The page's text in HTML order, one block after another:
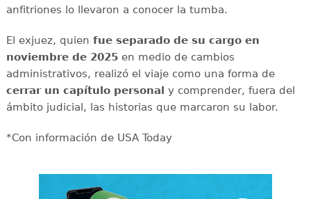
anfitriones lo llevaron a conocer la tumba.
El exjuez, quien fue separado de su cargo en
noviembre de 2025en medio de cambios
administrativos, realizó el viaje como una forma de
cerrar un capítulo personal y comprender, fuera del
ámbito judicial, las historias que marcaron su labor.
*Con información de USA Today